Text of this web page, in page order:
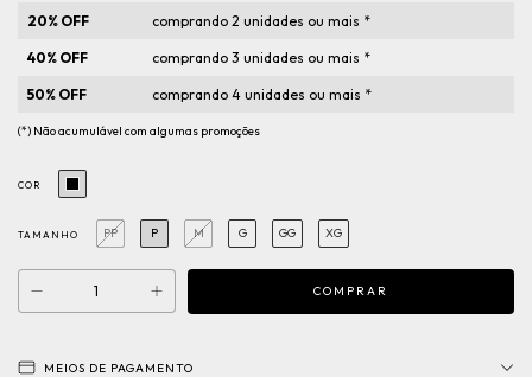
20% OFF comprando 2 unidades ou mais *
40% OFF comprando 3 unidades ou mais *
50% OFF comprando 4 unidades ou mais *
(*) Não acumulável com algumas promoções
COR
TAMANHO PP P M G GG XG
MEIOS DE PAGAMENTO